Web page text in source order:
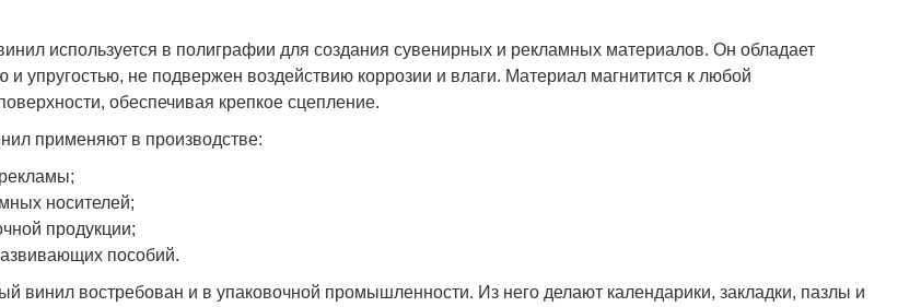
используется в полиграфии для создания сувенирных и рекламных материалов. Он обладает
и упругостью, не подвержен воздействию коррозии и влаги. Материал магнитится к любой
обеспечивая крепкое сцепление.
применяют в производстве:
носителей;
продукции;
пособий.
винил востребован и в упаковочной промышленности. Из него делают календарики, закладки, пазлы и